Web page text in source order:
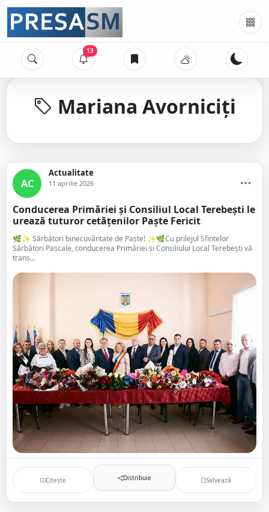
13
Mariana Avorniciți
AC
Actualitate
11 aprilie 2026
Conducerea Primăriei și Consiliul Local Terebești le
urează tuturor cetățenilor Paște Fericit
🌿✨ Sărbători binecuvântate de Paște! ✨🌿Cu prilejul Sfintelor
Sărbători Pascale, conducerea Primăriei și Consiliului Local Terebești vă
trans...
Citește Distribuie Salvează